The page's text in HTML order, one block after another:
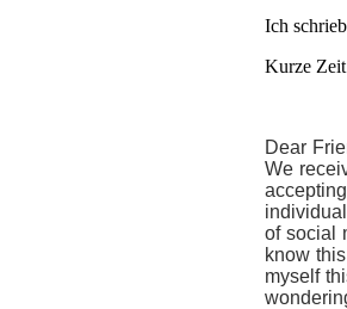
Ich
Kurze
Dear
We
of social
know
myself